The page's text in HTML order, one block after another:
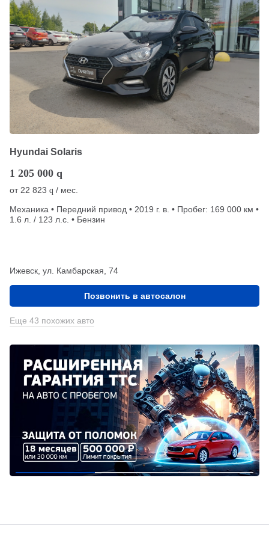
Hyundai Solaris
1 205 000 q
от22 823 q / мес.
Механика • Передний привод • 2019 г. в. • Пробег: 169 000 км •
1.6 л. / 123 л.с. • Бензин
Ижевск, ул. Камбарская, 74
Позвонить в автосалон
Еще 43 похожих авто